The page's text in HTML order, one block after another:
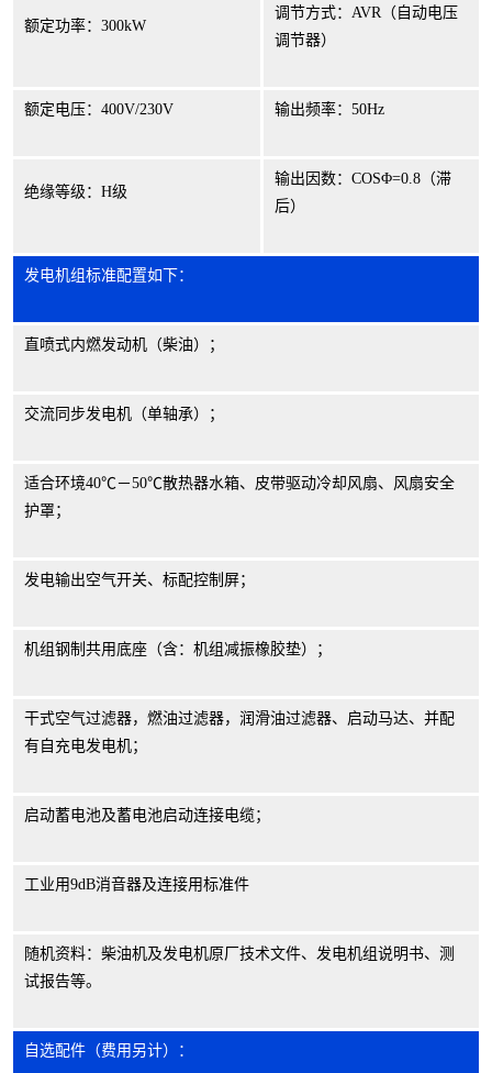
额定功率： 300kW
调节方式： AVR（自动电压
调节器）
额定电压： 400V/230V 输出频率： 50Hz
绝缘等级： H级
输出因数： COSΦ=0.8（滞
后）
发电机组标准配置如下：
直喷式内燃发动机（柴油）；
交流同步发电机（单轴承）；
适合环境40℃－50℃散热器水箱、皮带驱动冷却风扇、风扇安全
护罩；
发电输出空气开关、标配控制屏；
机组钢制共用底座（含：机组减振橡胶垫）；
干式空气过滤器，燃油过滤器，润滑油过滤器、启动马达、并配
有自充电发电机；
启动蓄电池及蓄电池启动连接电缆；
工业用9dB消音器及连接用标准件
随机资料：柴油机及发电机原厂技术文件、发电机组说明书、测
试报告等。
自选配件（费用另计）：